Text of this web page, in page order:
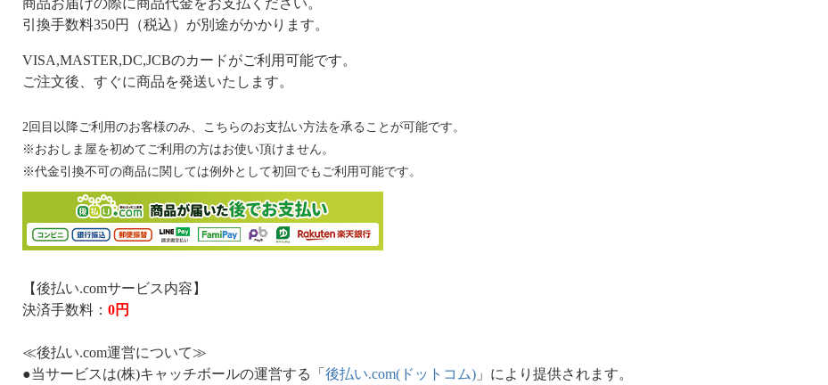
商品お届けの際に商品代金をお支払ください。
引換手数料350円（税込）が別途がかかります。
VISA,MASTER,DC,JCBのカードがご利用可能です。
ご注文後、すぐに商品を発送いたします。
2回目以降ご利用のお客様のみ、こちらのお支払い方法を承ることが可能です。
※おおしま屋を初めてご利用の方はお使い頂けません。
※代金引換不可の商品に関しては例外として初回でもご利用可能です。
【後払い.comサービス内容】
決済手数料： 0円
≪後払い.com運営について≫
●当サービスは(株)キャッチボールの運営する「 後払い.com(ドットコム)」により提供されます。